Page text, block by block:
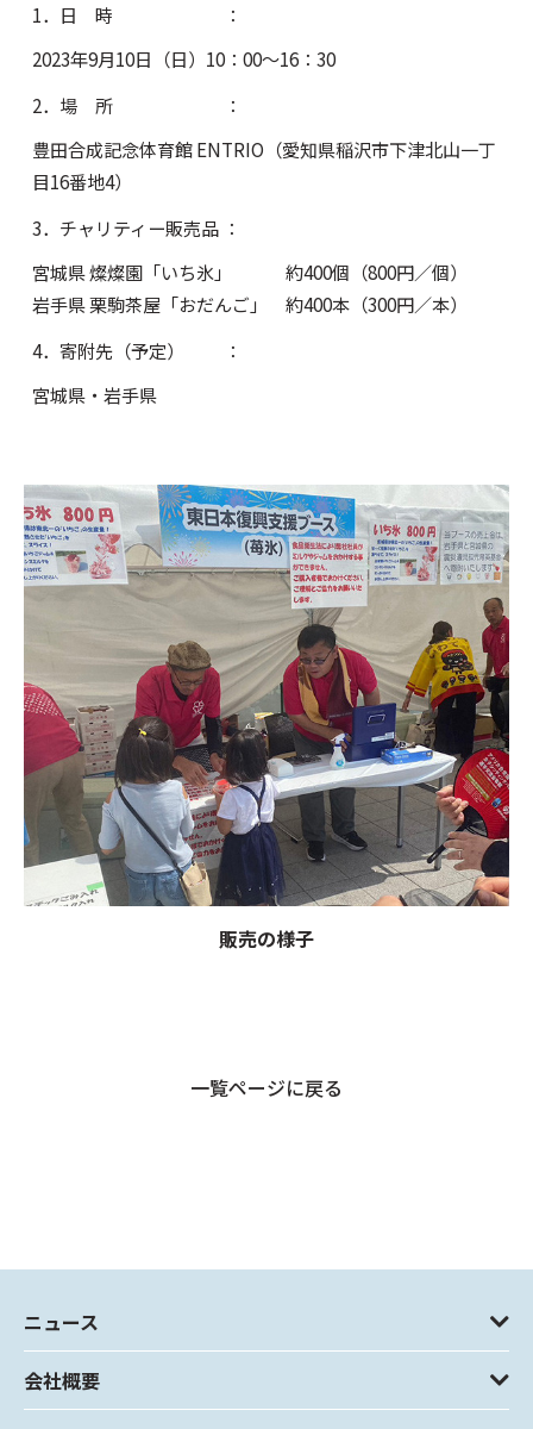
1．日 時 ：
2023年9月10日（日）10：00～16：30
2．場 所 ：
豊田合成記念体育館 ENTRIO（愛知県稲沢市下津北山一丁
目16番地4）
3．チャリティー販売品 ：
宮城県 燦燦園「いち氷」 約400個（800円／個）
岩手県 栗駒茶屋「おだんご」 約400本（300円／本）
4．寄附先（予定） ：
宮城県・岩手県
販売の様子
一覧ページに戻る
ニュース
会社概要